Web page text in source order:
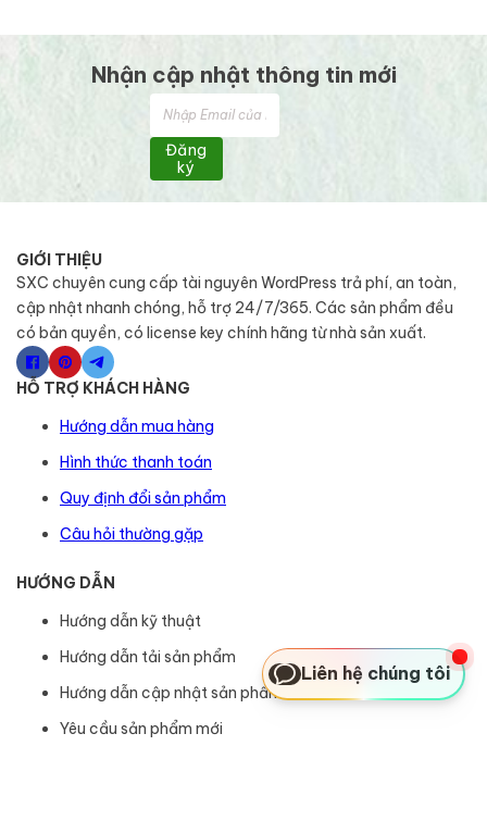
Nhận cập nhật thông tin mới
Đăng
ký
GIỚI THIỆU
SXC chuyên cung cấp tài nguyên WordPress trả phí, an toàn,
cập nhật nhanh chóng, hỗ trợ 24/7/365. Các sản phẩm đều
có bản quyền, có license key chính hãng từ nhà sản xuất.
HỖ TRỢ KHÁCH HÀNG
Hướng dẫn mua hàng
Hình thức thanh toán
Quy định đổi sản phẩm
Câu hỏi thường gặp
HƯỚNG DẪN
Hướng dẫn kỹ thuật
Hướng dẫn tải sản phẩm
Hướng dẫn cập nhật sản phẩm
Yêu cầu sản phẩm mới
Liên hệ chúng tôi